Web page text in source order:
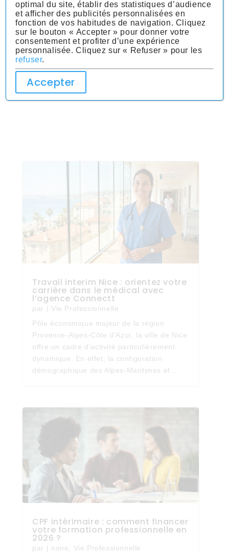
APPARITION MEDIATIQUE – 23 février
2025 Le...
Lire plus
Travail interim Nice : orientez votre
carrière dans le médical avec
l’agence Connectt
par
Vie Professionnelle
Pôle économique majeur de la région
Provence-Alpes-Côte d'Azur, la ville de Nice
offre un cadre d'activité particulièrement
dynamique. En effet, la configuration
démographique des Alpes-Maritimes et...
CPF intérimaire : comment financer
votre formation professionnelle en
2026 ?
par none
Vie Professionnelle
optimal du site, établir des statistiques d’audience
et afficher des publicités personnalisées en
fonction de vos habitudes de navigation. Cliquez
sur le bouton « Accepter » pour donner votre
consentement et profiter d’une expérience
personnalisée. Cliquez sur « Refuser » pour les
refuser.
Accepter